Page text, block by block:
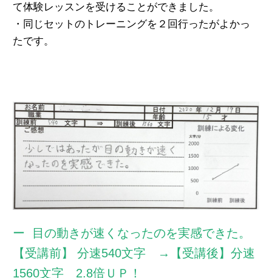
て体験レッスンを受けることができました。
・同じセットのトレーニングを２回行ったがよかっ
たです。
目の動きが速くなったのを実感できた。
【受講前】 分速540文字 →【受講後】分速
1560文字 2.8倍ＵＰ！